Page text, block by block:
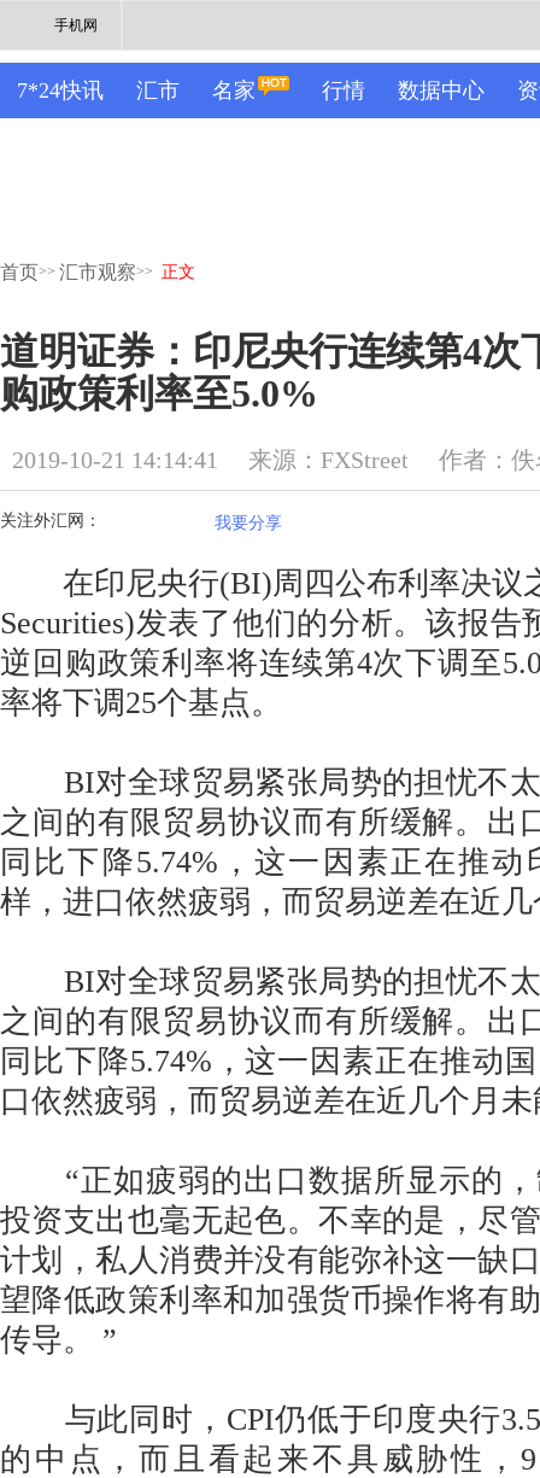
手机网
7*24快讯 汇市 名家 行情 数据中心
首页>> 汇市观察>> 正文
道明证券：印尼央行连续第4次
购政策利率至5.0%
2019-10-21 14:14:41 来源： FXStreet 作者：佚
关注外汇网： 我要分享
在印尼央行(BI)周四公布利率决议
Securities)发表了他们的分析。该报告
逆回购政策利率将连续第4次下调至
率将下调25个基点。
BI对全球贸易紧张局势的担忧不太
之间的有限贸易协议而有所缓解。出
同比下降5.74%，这一因素正在推
样，进口依然疲弱，而贸易逆差在近
BI对全球贸易紧张局势的担忧不太
之间的有限贸易协议而有所缓解。出
同比下降5.74%，这一因素正在推动
口依然疲弱，而贸易逆差在近几个月
“正如疲弱的出口数据所显示的，
投资支出也毫无起色。不幸的是，尽
计划，私人消费并没有能弥补这一缺
望降低政策利率和加强货币操作将有
传导。 ”
与此同时，CPI仍低于印度央行
的中点，而且看起来不具威胁性，